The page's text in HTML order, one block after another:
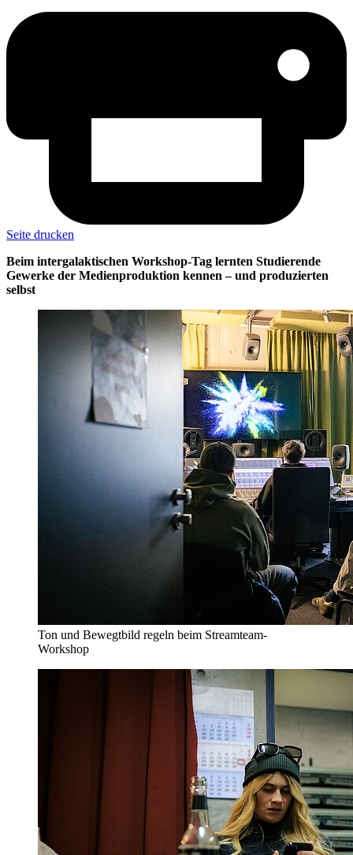
Seite drucken
Beim intergalaktischen Workshop-Tag lernten Studierende
Gewerke der Medienproduktion kennen – und produzierten
selbst
Ton und Bewegtbild regeln beim Streamteam-
Workshop